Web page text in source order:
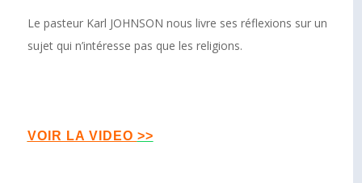
Le pasteur Karl JOHNSON nous livre ses réflexions sur un
sujet qui n’intéresse pas que les religions.
VOIR LA VIDEO >>